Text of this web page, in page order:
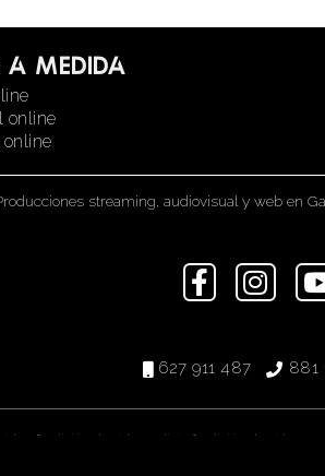
a medida
online
streaming, audiovisual y web en
627 911 487 | 881
• edición de video galicia • edición de video